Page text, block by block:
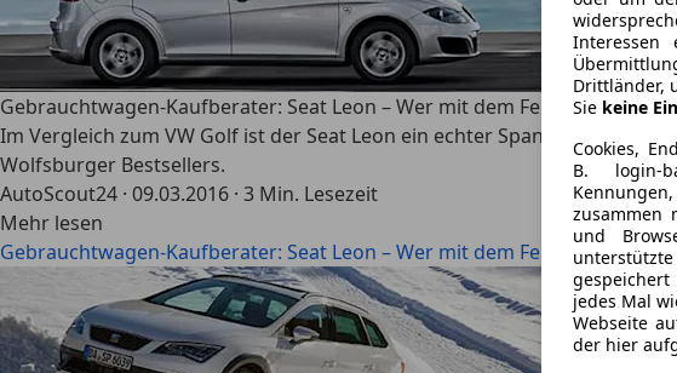
Interessen
Drittländer,
Sie keine
Cookies,
B. login-
zusammen
und
jedes Mal
Webseite
der hier
Gebrauchtwagen-Kaufberater: Seat Leon – Wer mit dem Feuer spielt
Im Vergleich zum VW Golf ist der Seat Leon ein echter Spanier mit
Wolfsburger Bestsellers.
AutoScout24 · 09.03.2016 · 3 Min. Lesezeit
Mehr lesen
Gebrauchtwagen-Kaufberater: Seat Leon – Wer mit dem Feuer spielt